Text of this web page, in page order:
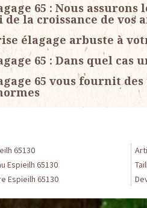
65 : Nous
la croissance de vos
élagage arbuste à
65 : Dans quel cas
65 vous fournit
65130
Espieilh 65130
Espieilh 65130